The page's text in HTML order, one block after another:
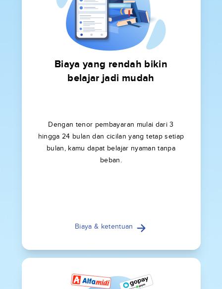
Biaya yang rendah bikin
belajar jadi mudah
Dengan tenor pembayaran mulai dari 3
hingga 24 bulan dan cicilan yang tetap setiap
bulan, kamu dapat belajar nyaman tanpa
beban.
Biaya & ketentuan